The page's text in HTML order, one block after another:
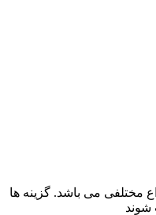
مختلفی می باشد. گزینه ها